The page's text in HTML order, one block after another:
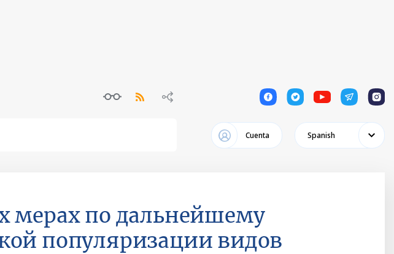
1 1 1 1 1
Cuenta Spanish
мерах по дальнейшему
популяризации видов